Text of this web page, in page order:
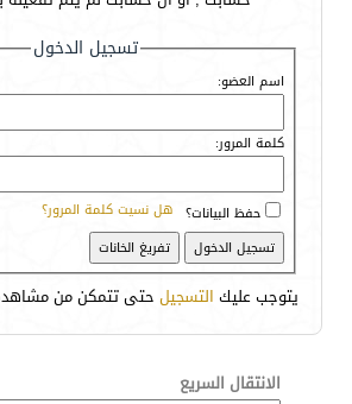
تسجيل الدخول
اسم العضو:
كلمة المرور:
هل نسيت كلمة المرور؟ حفظ البيانات؟
يتوجب عليك التسجيل حتى تتمكن من
الانتقال السريع